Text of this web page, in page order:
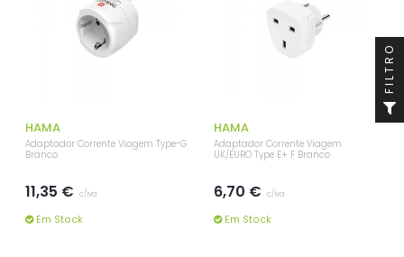
HAMA
Adaptador Corrente Viagem Type-G
Branco
11,35 € c/iva
Em Stock
HAMA
Adaptador Corrente Viagem
UK/EURO Type E+ F Branco
6,70 € c/iva
Em Stock
FILTRO